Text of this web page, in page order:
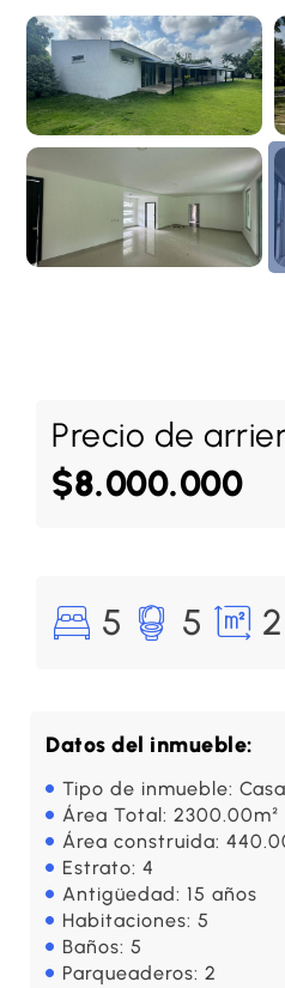
Precio de
$8.000.000
5 5
Datos del inmueble:
Tipo de inmueble: Casa
Área Total: 2300.00m²
Área construida:
Estrato: 4
Antigüedad: 15 años
Habitaciones: 5
Baños: 5
Parqueaderos: 2